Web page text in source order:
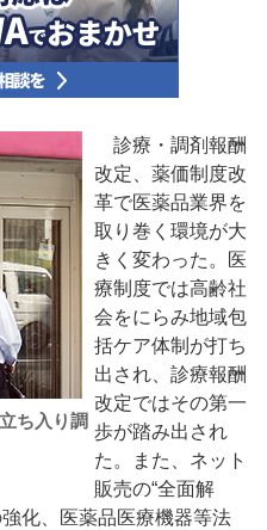
ち入り調
診療・調剤報酬
改定、薬価制度改
革で医薬品業界を
取り巻く環境が大
きく変わった。医
療制度では高齢社
会をにらみ地域包
括ケア体制が打ち
出され、診療報酬
改定ではその第一
歩が踏み出され
た。また、ネット
販売の“全面解
化、医薬品医療機器等法